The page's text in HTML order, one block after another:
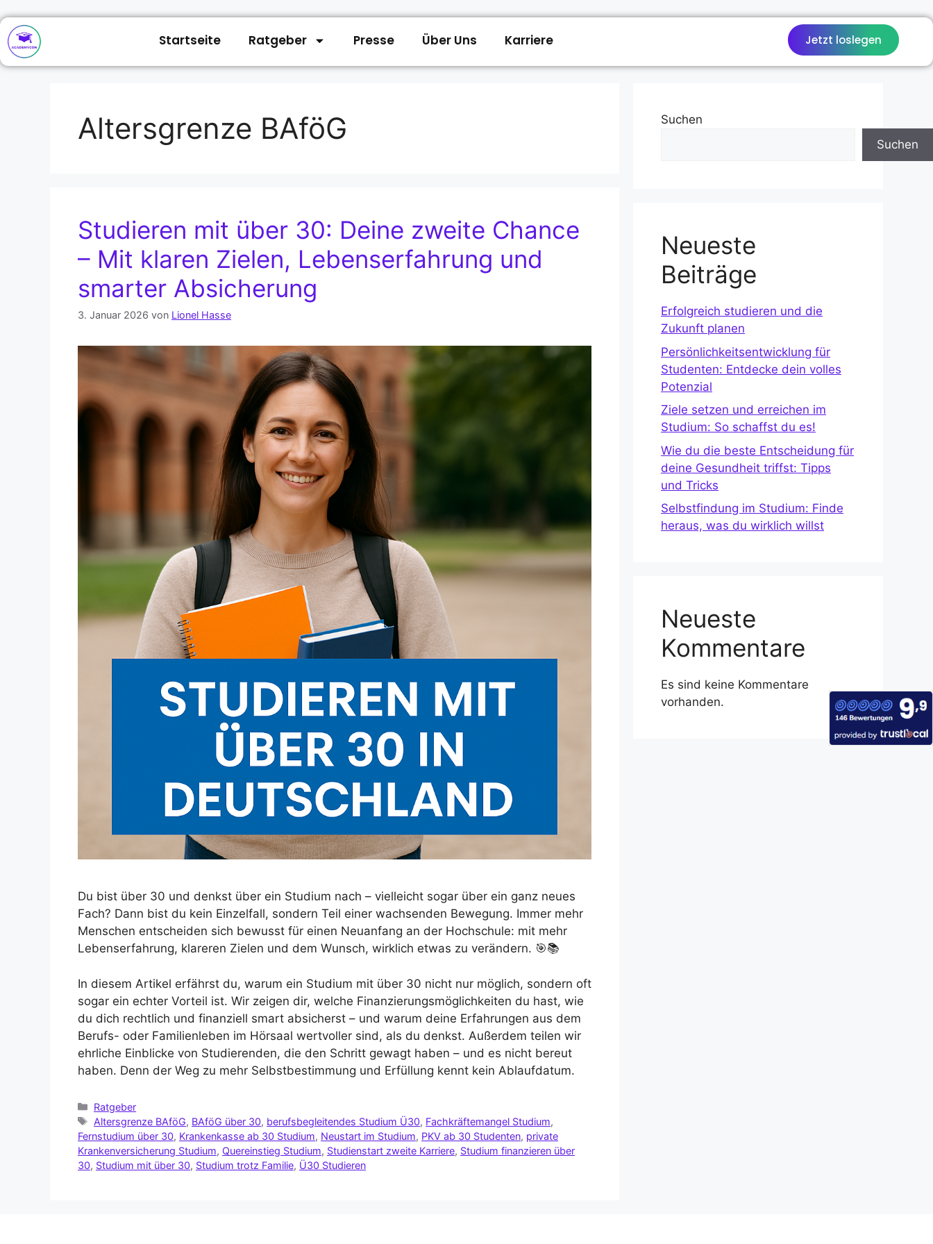
Startseite Ratgeber Presse Über Uns Karriere Jetzt loslegen
Altersgrenze BAföG
Studieren mit über 30: Deine zweite Chance
– Mit klaren Zielen, Lebenserfahrung und
smarter Absicherung
3. Januar 2026 von Lionel Hasse
Du bist über 30 und denkst über ein Studium nach – vielleicht sogar über ein ganz neues
Fach? Dann bist du kein Einzelfall, sondern Teil einer wachsenden Bewegung. Immer mehr
Menschen entscheiden sich bewusst für einen Neuanfang an der Hochschule: mit mehr
Lebenserfahrung, klareren Zielen und dem Wunsch, wirklich etwas zu verändern. 🎯📚
In diesem Artikel erfährst du, warum ein Studium mit über 30 nicht nur möglich, sondern oft
sogar ein echter Vorteil ist. Wir zeigen dir, welche Finanzierungsmöglichkeiten du hast, wie
du dich rechtlich und finanziell smart absicherst – und warum deine Erfahrungen aus dem
Berufs- oder Familienleben im Hörsaal wertvoller sind, als du denkst. Außerdem teilen wir
ehrliche Einblicke von Studierenden, die den Schritt gewagt haben – und es nicht bereut
haben. Denn der Weg zu mehr Selbstbestimmung und Erfüllung kennt kein Ablaufdatum.
Ratgeber
Altersgrenze BAföG, BAföG über 30, berufsbegleitendes Studium Ü30, Fachkräftemangel Studium,
Fernstudium über 30, Krankenkasse ab 30 Studium, Neustart im Studium, PKV ab 30 Studenten, private
Krankenversicherung Studium, Quereinstieg Studium, Studienstart zweite Karriere, Studium finanzieren über
30, Studium mit über 30, Studium trotz Familie, Ü30 Studieren
Suchen
Suchen
Neueste
Beiträge
Erfolgreich studieren und die
Zukunft planen
Persönlichkeitsentwicklung für
Studenten: Entdecke dein volles
Potenzial
Ziele setzen und erreichen im
Studium: So schaffst du es!
Wie du die beste Entscheidung für
deine Gesundheit triffst: Tipps
und Tricks
Selbstfindung im Studium: Finde
heraus, was du wirklich willst
Neueste
Kommentare
Es sind keine Kommentare
vorhanden.